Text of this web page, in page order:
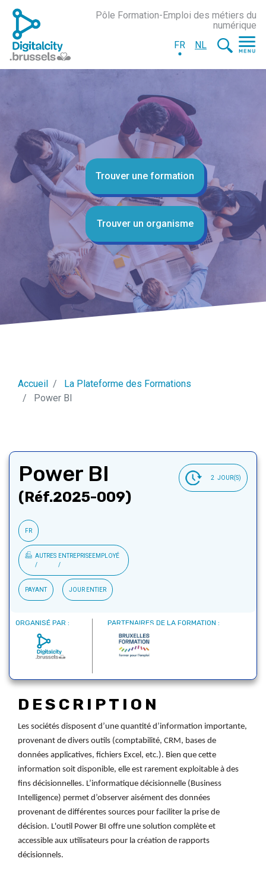
Pôle Formation-Emploi des métiers du
numérique
FR
NL
Trouver une formation
Trouver un organisme
Accueil
La Plateforme des Formations
Power BI
Power BI
(Réf.2025-009)
2 JOUR(S)
FR
AUTRES ENTREPRISEEMPLOYÉ
PAYANT JOUR ENTIER
ORGANISÉ PAR : PARTENAIRES DE LA FORMATION :
DESCRIPTION
Les sociétés disposent d’une quantité d’information importante,
provenant de divers outils (comptabilité, CRM, bases de
données applicatives, fichiers Excel, etc.). Bien que cette
information soit disponible, elle est rarement exploitable à des
fins décisionnelles. L’informatique décisionnelle (Business
Intelligence) permet d’observer aisément des données
provenant de différentes sources pour faciliter la prise de
décision. L'outil Power BI offre une solution complète et
accessible aux utilisateurs pour la création de rapports
décisionnels.